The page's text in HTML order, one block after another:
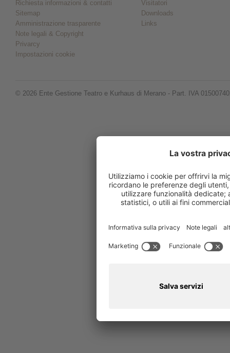
Richiesta informazioni & contatti
Sitemap
Amministrazione trasparente
Note legali & Copyright
Privarcy
Impostazioni cookie
Visitatori
Downloads
Links
© 2026 Ente Gestione Teatro e Kurhaus di Merano - Part. IVA